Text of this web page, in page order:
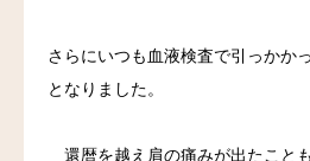
さらにいつも血液検査で引っかか
となりました。
還暦を越え肩の痛みが出たこと